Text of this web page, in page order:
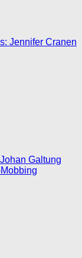
Jennifer Cranen
Galtung